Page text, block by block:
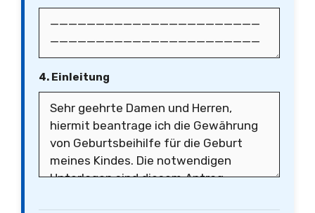
4. Einleitung